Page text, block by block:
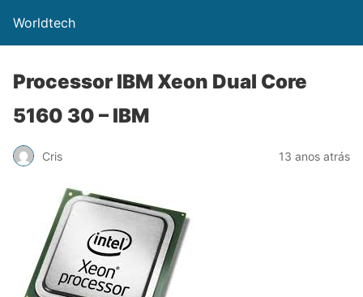
Worldtech
Processor IBM Xeon Dual Core
5160 30 – IBM
Cris 13 anos atrás